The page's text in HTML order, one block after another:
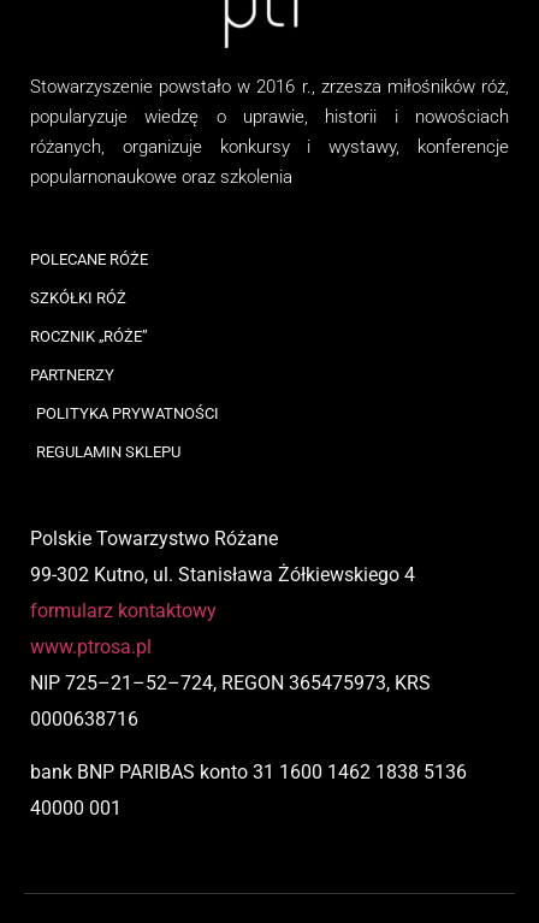
Stowarzyszenie powstało w 2016 r., zrzesza miłośników róż,
popularyzuje wiedzę o uprawie, historii i nowościach
różanych, organizujekonkursy i wystawy, konferencje
popularnonaukowe oraz szkolenia
POLECANE RÓŻE
SZKÓŁKI RÓŻ
ROCZNIK „RÓŻE”
PARTNERZY
POLITYKA PRYWATNOŚCI
REGULAMIN SKLEPU
Polskie Towarzystwo Różane
99-302 Kutno, ul. Stanisława Żółkiewskiego 4
formularz kontaktowy
www.ptrosa.pl
NIP 725–21 –52–724, REGON 365475973, KRS
0000638716
bank BNP PARIBAS konto 31 1600 1462 1838 5136
40000 001